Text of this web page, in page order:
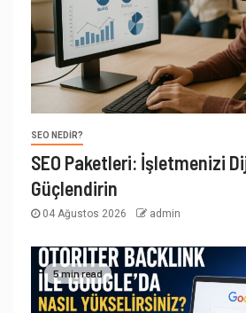
SEO NEDIR?
SEO Paketleri: İşletmenizi
Güçlendirin
04 Ağustos 2026 admin
5 min read